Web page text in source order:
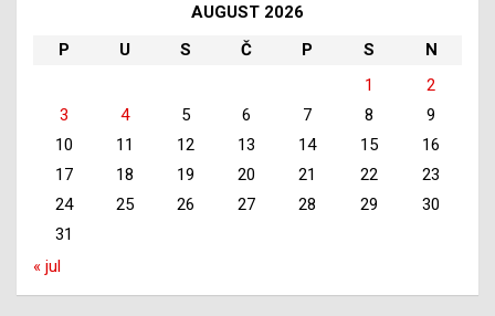
AUGUST 2026
P
U S Č P S
N
1
2
3
4 5 6 7 8
9
10
11 12 13 14 15
16
17
18 19 20 21 22
23
24
25 26 27 28 29
30
31
« jul